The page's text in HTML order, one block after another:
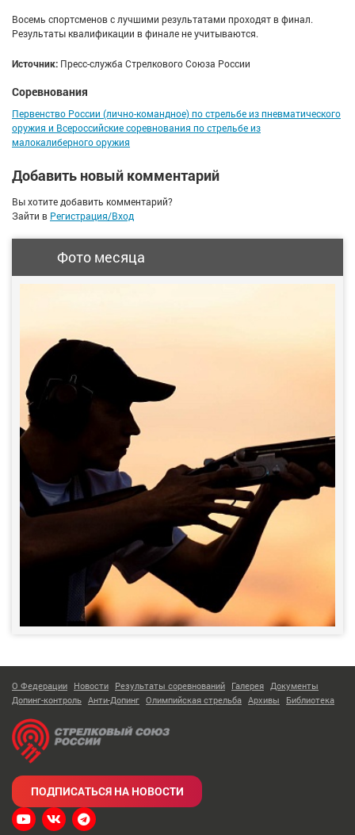
Восемь спортсменов с лучшими результатами проходят в финал.
Результаты квалификации в финале не учитываются.
Источник: Пресс-служба Стрелкового Союза России
Соревнования
Первенство России (лично-командное) по стрельбе из пневматического
оружия и Всероссийские соревнования по стрельбе из
малокалиберного оружия
Добавить новый комментарий
Вы хотите добавить комментарий?
Зайти в Регистрация/Вход
Фото месяца
О Федерации Новости Результаты соревнований Галерея Документы
Допинг-контроль Анти-Допинг Олимпийская стрельба Архивы Библиотека
ПОДПИСАТЬСЯ НА НОВОСТИ